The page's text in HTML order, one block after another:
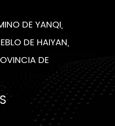
DE YANQI,
DE HAIYAN,
DE